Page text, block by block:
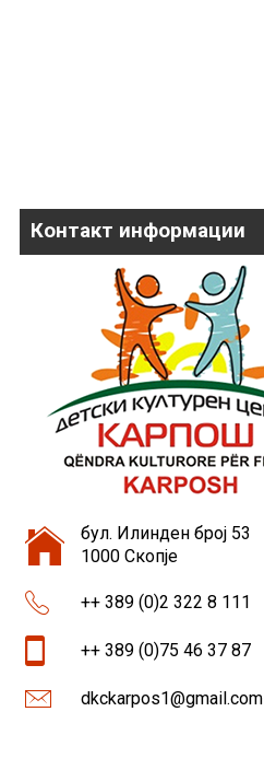
Контакт информации
бул. Илинден број 53
1000 Скопје
++ 389 (0)2 322 8 111
++ 389 (0)75 46 37 87
dkckarpos1@gmail.com